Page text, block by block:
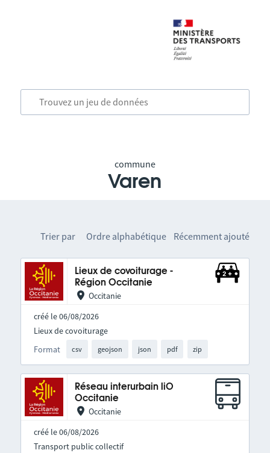
commune
Varen
Trier par Ordre alphabétique Récemment ajouté
Lieux de covoiturage -
Région Occitanie
Occitanie
créé le 06/08/2026
Format csv geojson json pdf zip
Lieux de covoiturage
Réseau interurbain liO
Occitanie
Occitanie
créé le 06/08/2026
Transport public collectif